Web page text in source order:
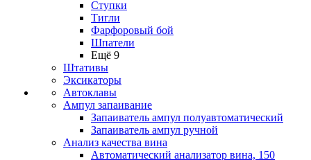
Ступки
Тигли
Фарфоровый бой
Шпатели
Ещё 9
Штативы
Эксикаторы
Автоклавы
Ампул запаивание
Запаиватель ампул полуавтоматический
Запаиватель ампул ручной
Анализ качества вина
Автоматический анализатор вина, 150